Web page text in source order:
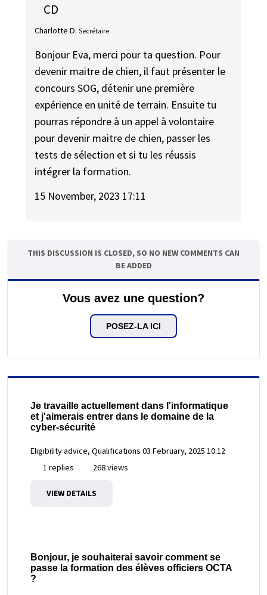
CD
Charlotte D. Secrétaire
Bonjour Eva, merci pour ta question. Pour
devenir maitre de chien, il faut présenter le
concours SOG, détenir une première
expérience en unité de terrain. Ensuite tu
pourras répondre à un appel à volontaire
pour devenir maitre de chien, passer les
tests de sélection et si tu les réussis
intégrer la formation.
15 November, 2023 17:11
THIS DISCUSSION IS CLOSED, SO NO NEW COMMENTS CAN
BE ADDED
Vous avez une question?
POSEZ-LA ICI
Je travaille actuellement dans l'informatique
et j'aimerais entrer dans le domaine de la
cyber-sécurité
Eligibility advice, Qualifications 03 February, 2025 10:12
1 replies
268 views
VIEW DETAILS
Bonjour, je souhaiterai savoir comment se
passe la formation des élèves officiers OCTA
?